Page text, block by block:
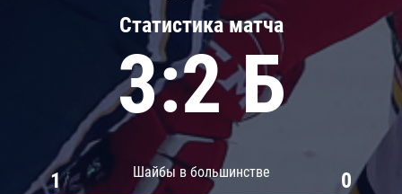
Статистика матча
3:2 Б
Шайбы в большинстве
1 0